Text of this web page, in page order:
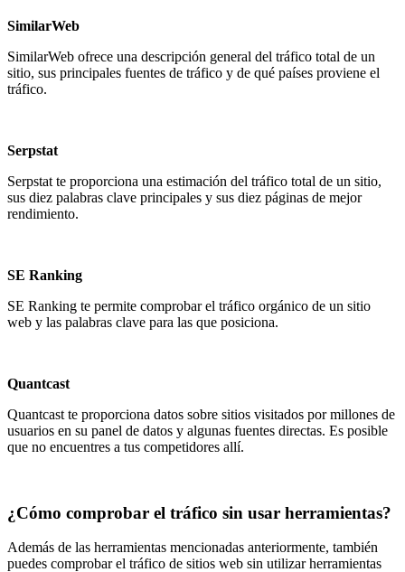
SimilarWeb
SimilarWeb ofrece una descripción general del tráfico total de un
sitio, sus principales fuentes de tráfico y de qué países proviene el
tráfico.
Serpstat
Serpstat te proporciona una estimación del tráfico total de un sitio,
sus diez palabras clave principales y sus diez páginas de mejor
rendimiento.
SE Ranking
SE Ranking te permite comprobar el tráfico orgánico de un sitio
web y las palabras clave para las que posiciona.
Quantcast
Quantcast te proporciona datos sobre sitios visitados por millones de
usuarios en su panel de datos y algunas fuentes directas. Es posible
que no encuentres a tus competidores allí.
¿Cómo comprobar el tráfico sin usar herramientas?
Además de las herramientas mencionadas anteriormente, también
puedes comprobar el tráfico de sitios web sin utilizar herramientas